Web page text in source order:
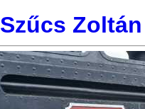
Szűcs